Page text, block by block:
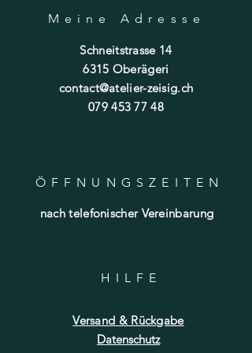
Meine Adresse
Schneitstrasse 14
6315 Oberägeri
contact@atelier-zeisig.ch
079 453 77 48
ÖFFNUNGSZEITE N
nach telefonischer Vereinbarung
HILF E
Versand & Rückgabe
Datenschutz